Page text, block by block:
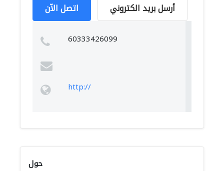
اتصل الآن أرسل بريد الكتروني
60333426099
http://
حول